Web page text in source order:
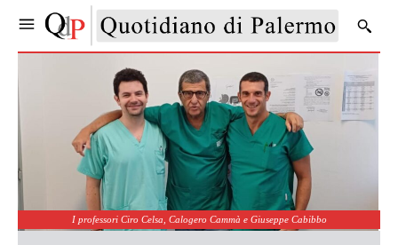
I professori Ciro Celsa, Calogero Cammà e Giuseppe Cabibbo